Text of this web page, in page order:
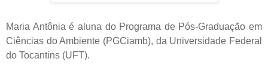
Maria Antônia é aluna do Programa de Pós-Graduação em
Ciências do Ambiente (PGCiamb), da Universidade Federal
do Tocantins (UFT).